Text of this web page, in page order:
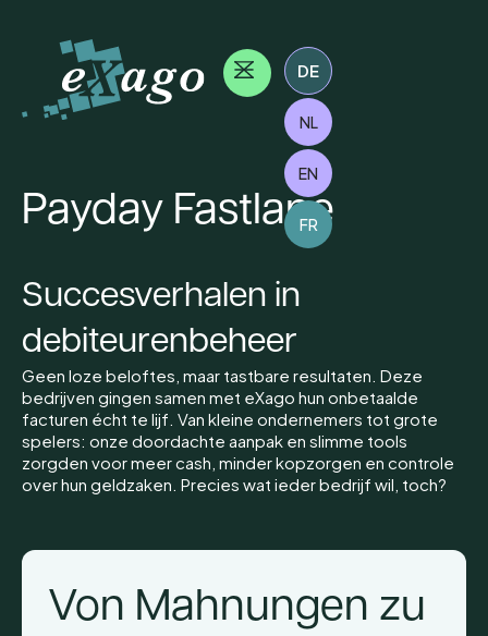
DE
NL
EN
FR
Payday Fastlane
Succesverhalen in
debiteurenbeheer
Geen loze beloftes, maar tastbare resultaten. Deze
bedrijven gingen samen met eXago hun onbetaalde
facturen écht te lijf. Van kleine ondernemers tot grote
spelers: onze doordachte aanpak en slimme tools
zorgden voor meer cash, minder kopzorgen en controle
over hun geldzaken. Precies wat ieder bedrijf wil, toch?
Von Mahnungen zu